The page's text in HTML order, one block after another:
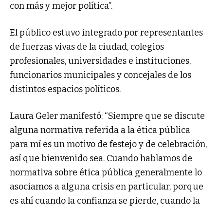
con más y mejor política”.
El público estuvo integrado por representantes
de fuerzas vivas de la ciudad, colegios
profesionales, universidades e instituciones,
funcionarios municipales y concejales de los
distintos espacios políticos.
Laura Geler manifestó: “Siempre que se discute
alguna normativa referida a la ética pública
para mí es un motivo de festejo y de celebración,
así que bienvenido sea. Cuando hablamos de
normativa sobre ética pública generalmente lo
asociamos a alguna crisis en particular, porque
es ahí cuando la confianza se pierde, cuando la